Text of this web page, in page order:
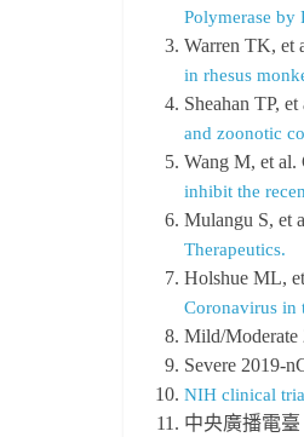
Polymerase by
Warren TK, et
in rhesus
Sheahan TP,
and zoonotic
Wang M, et al.
inhibit the
Mulangu S, et
Therapeutics.
Holshue ML,
Coronavirus in
Mild/Moderate
Severe 2019-
NIH clinical
中央廣播電臺